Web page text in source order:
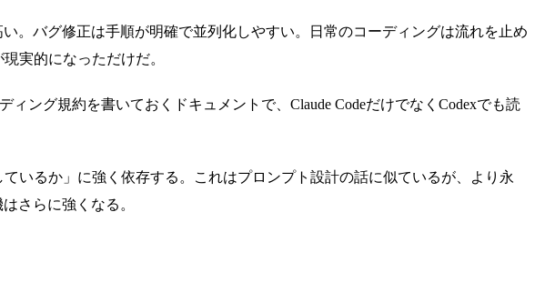
。バグ修正は手順が明確で並列化しやすい。日常のコーディングは流れを止め
実的になっただけだ。
ング規約を書いておくドキュメントで、Claude CodeだけでなくCodexでも読
いるか」に強く依存する。これはプロンプト設計の話に似ているが、より永
さらに強くなる。